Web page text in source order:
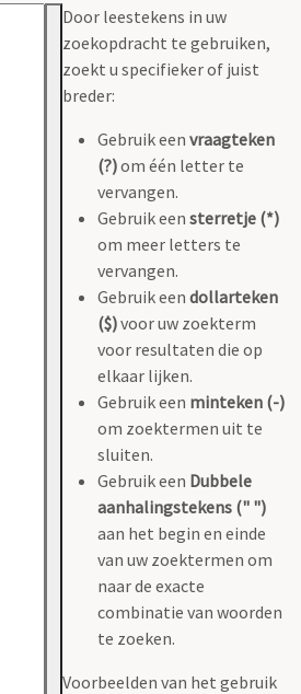
Door leestekens in uw
zoekopdracht te gebruiken,
zoekt u specifieker of juist
breder:
Gebruik een vraagteken
(?)om één letter te
vervangen.
Gebruik een sterretje (*)
om meer letters te
vervangen.
Gebruik een dollarteken
($)voor uw zoekterm
voor resultaten die op
elkaar lijken.
Gebruik een minteken (-)
om zoektermen uit te
sluiten.
Gebruik een Dubbele
aanhalingstekens (" ")
aan het begin en einde
van uw zoektermen om
naar de exacte
combinatie van woorden
te zoeken.
Voorbeelden van het gebruik